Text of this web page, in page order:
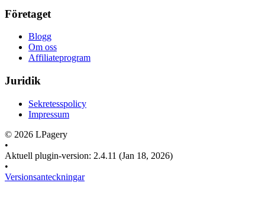
Företaget
Blogg
Om oss
Affiliateprogram
Juridik
Sekretesspolicy
Impressum
© 2026 LPagery
•
Aktuell plugin-version: 2.4.11 (Jan 18, 2026)
•
Versionsanteckningar